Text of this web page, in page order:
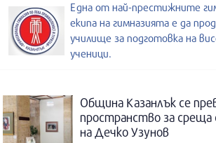
Една от най-престижните
екипа на гимназията е да
училище за подготовка на
ученици.
Община Казанлък се
пространство за
на Дечко Узунов